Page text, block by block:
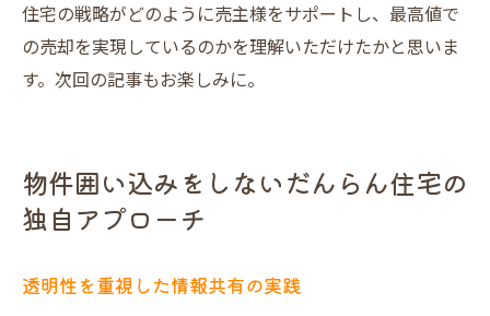
住宅の戦略がどのように売主様をサポートし、最高値で
の売却を実現しているのかを理解いただけたかと思いま
す。次回の記事もお楽しみに。
物件囲い込みをしないだんらん住宅の
独自アプローチ
透明性を重視した情報共有の実践